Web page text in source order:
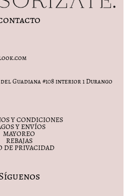
Guadiana #108 interior 1 Durango
Y CONDICIONES
Y ENVÍOS
MAYOREO
REBAJAS
DE PRIVACIDAD